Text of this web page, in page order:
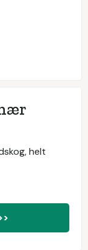
helt